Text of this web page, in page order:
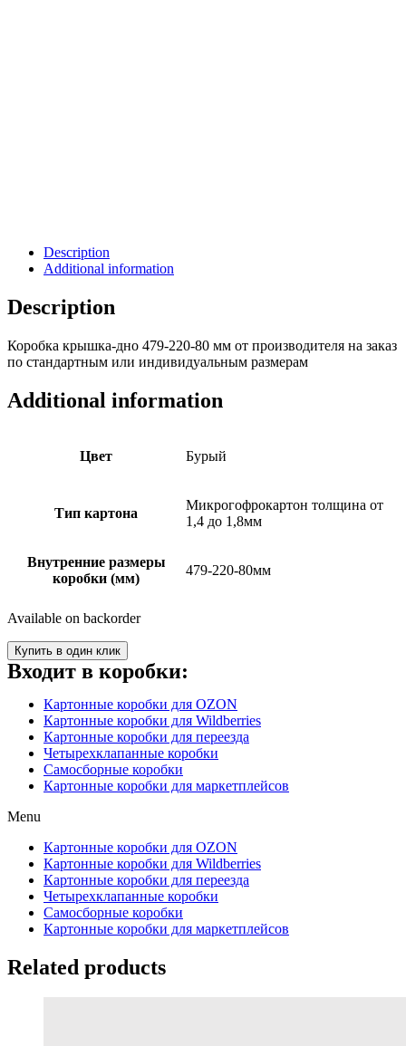
Description
Additional information
Description
Коробка крышка-дно 479-220-80 мм от производителя на заказ
по стандартным или индивидуальным размерам
Additional information
Цвет Бурый
Тип картона
Микрогофрокартон толщина от
1,4 до 1,8мм
Внутренние размеры
коробки (мм)
479-220-80мм
Available on backorder
Купить в один клик
Входит в коробки:
Картонные коробки для OZON
Картонные коробки для Wildberries
Картонные коробки для переезда
Четырехклапанные коробки
Самосборные коробки
Картонные коробки для маркетплейсов
Menu
Картонные коробки для OZON
Картонные коробки для Wildberries
Картонные коробки для переезда
Четырехклапанные коробки
Самосборные коробки
Картонные коробки для маркетплейсов
Related products